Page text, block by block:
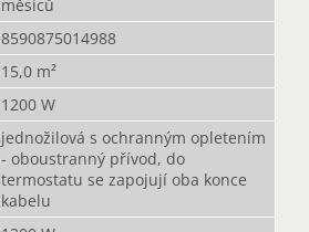
měsíců
8590875014988
15,0 m²
1200 W
jednožilová s ochranným opletením
- oboustranný přívod, do
termostatu se zapojují oba konce
kabelu